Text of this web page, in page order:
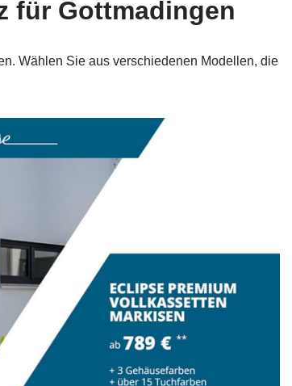
für Gottmadingen
Wählen Sie aus verschiedenen Modellen, die